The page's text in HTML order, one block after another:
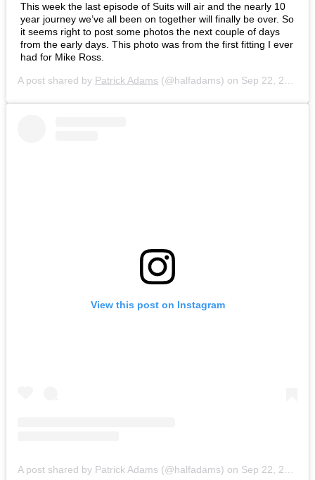
This week the last episode of Suits will air and the nearly 10
year journey we’ve all been on together will finally be over. So
it seems right to post some photos the next couple of days
from the early days. This photo was from the first fitting I ever
had for Mike Ross.
A post shared by Patrick Adams (@halfadams) on Sep 22, 2019 at 10:14pm PDT
View this post on Instagram
A post shared by Patrick Adams (@halfadams) on Sep 22, 2019 at 10:38pm PDT